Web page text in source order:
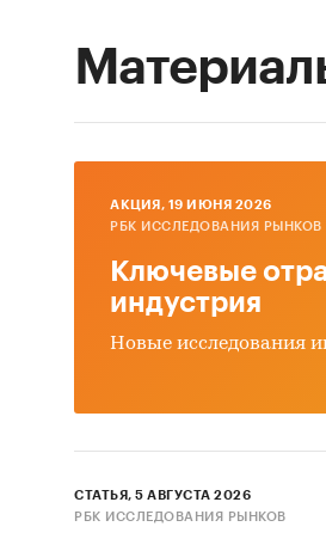
AКЦИЯ, 19 ИЮНЯ 2026
РБК ИССЛЕДОВАНИЯ РЫНКОВ
Ключевые
индустрия
Новые исследования
СТАТЬЯ, 5 АВГУСТА 2026
РБК ИССЛЕДОВАНИЯ РЫНКОВ